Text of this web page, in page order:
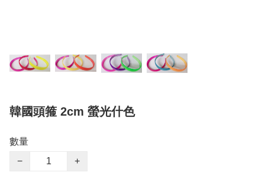
韓國頭箍 2cm 螢光什色
數量
−
+